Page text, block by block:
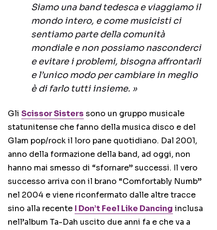
Siamo una band tedesca e viaggiamo il
mondo intero, e come musicisti ci
sentiamo parte della comunità
mondiale e non possiamo nasconderci
e evitare i problemi, bisogna affrontarli
e l’unico modo per cambiare in meglio
è di farlo tutti insieme. »
Gli Scissor Sisters sono un gruppo musicale
statunitense che fanno della musica disco e del
Glam pop/rock il loro pane quotidiano. Dal 2001,
anno della formazione della band, ad oggi, non
hanno mai smesso di “sfornare” successi. Il vero
successo arriva con il brano “Comfortably Numb”
nel 2004 e viene riconfermato dalle altre tracce
sino alla recente I Don’t Feel Like Dancing inclusa
nell’album Ta-Dah uscito due anni fa e che va a